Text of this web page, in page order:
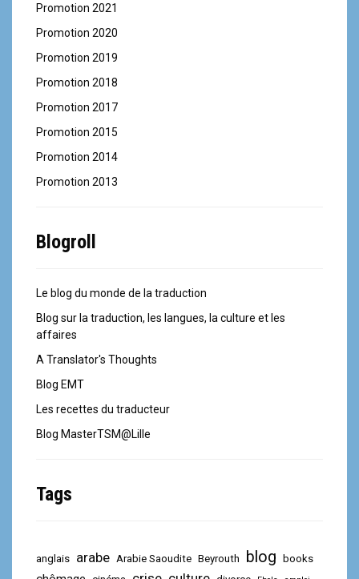
Promotion 2021
Promotion 2020
Promotion 2019
Promotion 2018
Promotion 2017
Promotion 2015
Promotion 2014
Promotion 2013
Blogroll
Le blog du monde de la traduction
Blog sur la traduction, les langues, la culture et les
affaires
A Translator's Thoughts
Blog EMT
Les recettes du traducteur
Blog MasterTSM@Lille
Tags
anglais arabe Arabie Saoudite Beyrouth blog books